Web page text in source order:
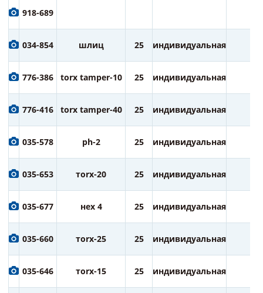
918-689
034-854 шлиц 25 индивидуальная
776-386 torx tamper-10 25 индивидуальная
776-416 torx tamper-40 25 индивидуальная
035-578 ph-2 25 индивидуальная
035-653 тorx-20 25 индивидуальная
035-677 нех 4 25 индивидуальная
035-660 тorx-25 25 индивидуальная
035-646 тorx-15 25 индивидуальная